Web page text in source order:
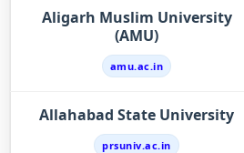
Aligarh Muslim University
(AMU)
amu.ac.in
Allahabad State University
prsuniv.ac.in